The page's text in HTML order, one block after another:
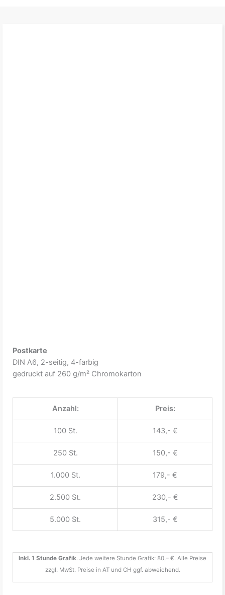
Postkarte
DIN A6, 2-seitig, 4-farbig
gedruckt auf 260 g/m² Chromokarton
Anzahl: Preis:
100 St. 143,- €
250 St. 150,- €
1.000 St. 179,- €
2.500 St. 230,- €
5.000 St. 315,- €
Inkl. 1 Stunde Grafik. Jede weitere Stunde Grafik: 80,– €. Alle Preise
zzgl. MwSt. Preise in AT und CH ggf. abweichend.